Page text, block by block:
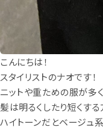
こんにちは！
スタイリストのナオです！
ニットや重ための服が多
髪は明るくしたり短くする
ハイトーンだとベージュ